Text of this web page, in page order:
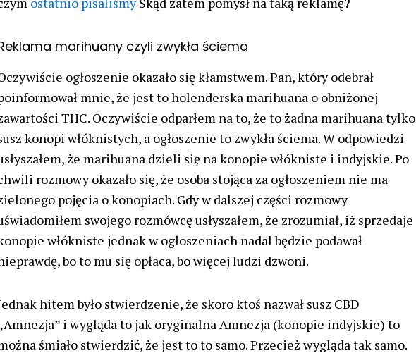
marihuany czyli zwykła ściema
ogłoszenie okazało się kłamstwem. Pan, który odebrał
mnie, że jest to holenderska marihuana o obniżonej
THC. Oczywiście odparłem na to, że to żadna marihuana tylko
konopi włóknistych, a ogłoszenie to zwykła ściema. W odpowiedzi
że marihuana dzieli się na konopie włókniste i indyjskie. Po
rozmowy okazało się, że osoba stojąca za ogłoszeniem nie ma
pojęcia o konopiach. Gdy w dalszej części rozmowy
swojego rozmówcę usłyszałem, że zrozumiał, iż sprzedaje
włókniste jednak w ogłoszeniach nadal będzie podawał
bo to mu się opłaca, bo więcej ludzi dzwoni.
hitem było stwierdzenie, że skoro ktoś nazwał susz CBD
i wygląda to jak oryginalna Amnezja (konopie indyjskie) to
śmiało stwierdzić, że jest to to samo. Przecież wygląda tak samo.